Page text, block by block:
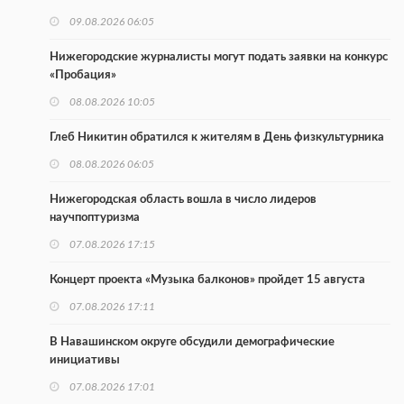
09.08.2026 06:05
Нижегородские журналисты могут подать заявки на конкурс
«Пробация»
08.08.2026 10:05
Глеб Никитин обратился к жителям в День физкультурника
08.08.2026 06:05
Нижегородская область вошла в число лидеров
научпоптуризма
07.08.2026 17:15
Концерт проекта «Музыка балконов» пройдет 15 августа
07.08.2026 17:11
В Навашинском округе обсудили демографические
инициативы
07.08.2026 17:01